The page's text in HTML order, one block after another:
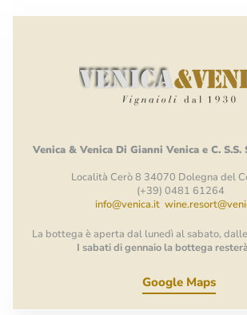
Venica & Venica Di Gianni Venica e C. S.S.
Località Cerò 8 34070 Dolegna del
(+39) 0481 61264
info@venica.it
La bottega è aperta dal lunedì al sabato,
I sabati di gennaio la bottega
Google Maps